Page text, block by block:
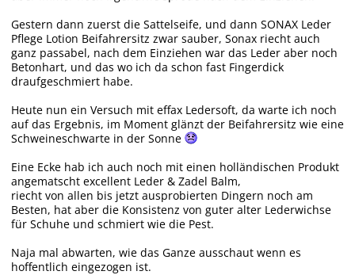
Gestern dann zuerst die Sattelseife, und dann SONAX Leder
Pflege Lotion Beifahrersitz zwar sauber, Sonax riecht auch
ganz passabel, nach dem Einziehen war das Leder aber noch
Betonhart, und das wo ich da schon fast Fingerdick
draufgeschmiert habe.
Heute nun ein Versuch mit effax Ledersoft, da warte ich noch
auf das Ergebnis, im Moment glänzt der Beifahrersitz wie eine
Schweineschwarte in der Sonne
Eine Ecke hab ich auch noch mit einen holländischen Produkt
angematscht excellent Leder & Zadel Balm,
riecht von allen bis jetzt ausprobierten Dingern noch am
Besten, hat aber die Konsistenz von guter alter Lederwichse
für Schuhe und schmiert wie die Pest.
Naja mal abwarten, wie das Ganze ausschaut wenn es
hoffentlich eingezogen ist.